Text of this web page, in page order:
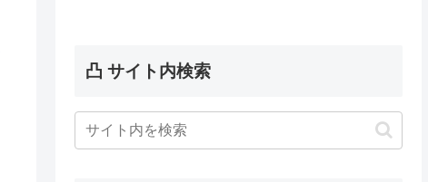
凸 サイト内検索